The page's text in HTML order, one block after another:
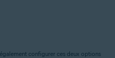
configurer ces deux options